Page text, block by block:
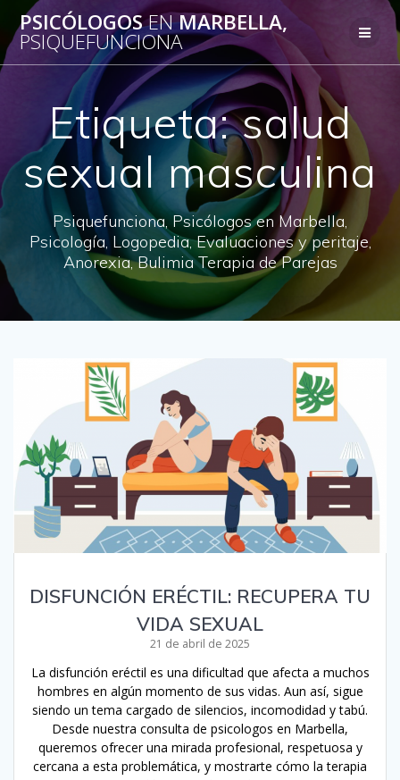
Saltar
al
contenido
PSICÓLOGOSENMARBELLA,
PSIQUEFUNCIONA
Etiqueta:salud
sexual masculina
Psiquefunciona, Psicólogos en Marbella,
Psicología, Logopedia, Evaluaciones y peritaje,
Anorexia, Bulimia Terapia de Parejas
DISFUNCIÓN ERÉCTIL: RECUPERA TU
VIDA SEXUAL
21 de abril de 2025
La disfunción eréctil es una dificultad que afecta a muchos
hombres en algún momento de sus vidas. Aun así, sigue
siendo un tema cargado de silencios, incomodidad y tabú.
Desde nuestra consulta de psicologos en Marbella,
queremos ofrecer una mirada profesional, respetuosa y
cercana a esta problemática, y mostrarte cómo la terapia